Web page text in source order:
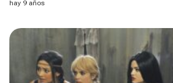
hay 9 años